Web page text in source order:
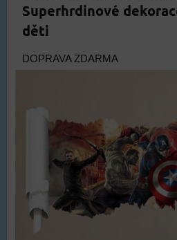
Superhrdinové
děti
DOPRAVA ZDARMA